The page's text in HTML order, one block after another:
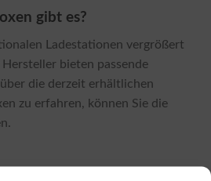
gibt es?
Ladestationen vergrößert
bieten passende
über die derzeit erhältlichen
zu erfahren, können Sie die